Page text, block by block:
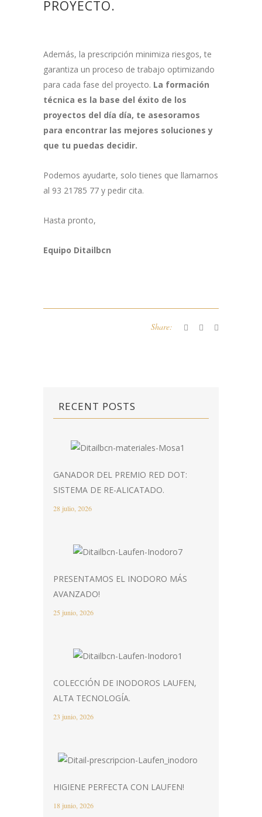
PROYECTO.
Además, la prescripción minimiza riesgos, te
garantiza un proceso de trabajo optimizando
para cada fase del proyecto. La formación
técnica es la base del éxito de los
proyectos del día día, te asesoramos
para encontrar las mejores soluciones y
que tu puedas decidir.
Podemos ayudarte, solo tienes que llamarnos
al 93 21785 77 y pedir cita.
Hasta pronto,
Equipo Ditailbcn
Share:
RECENT POSTS
GANADOR DEL PREMIO RED DOT:
SISTEMA DE RE-ALICATADO.
28 julio, 2026
PRESENTAMOS EL INODORO MÁS
AVANZADO!
25 junio, 2026
COLECCIÓN DE INODOROS LAUFEN,
ALTA TECNOLOGÍA.
23 junio, 2026
HIGIENE PERFECTA CON LAUFEN!
18 junio, 2026